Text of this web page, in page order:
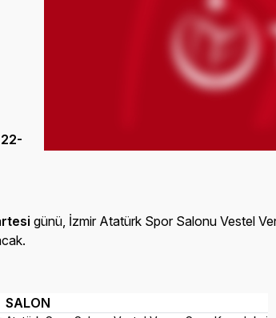
22-
günü, İzmir Atatürk Spor Salonu Vestel
SALON